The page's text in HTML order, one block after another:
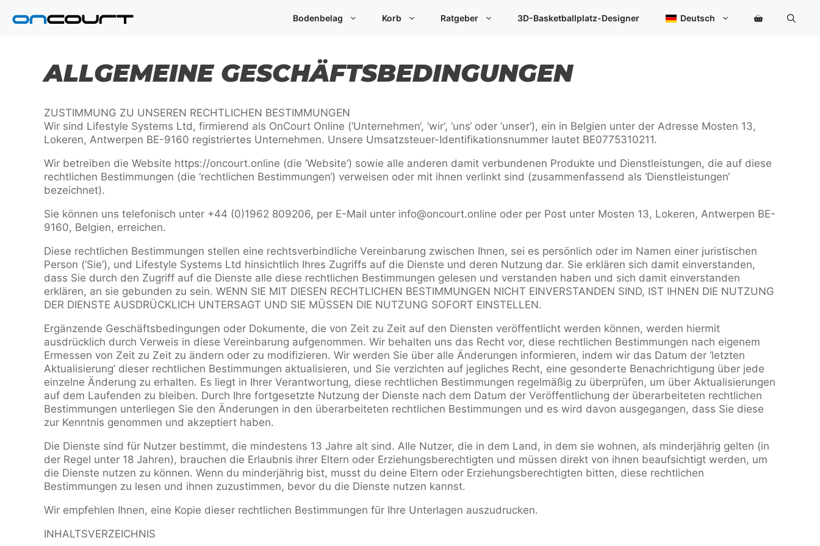
Inhalt
Bodenbelag Korb Ratgeber 3D-Basketballplatz-Designer Deutsch
ALLGEMEINE GESCHÄFTSBEDINGUNGEN
ZUSTIMMUNG ZU UNSEREN RECHTLICHEN BESTIMMUNGEN
Wir sind Lifestyle Systems Ltd, firmierend als OnCourt Online (‘Unternehmen‘, ‘wir‘, ‘uns‘ oder ‘unser‘), ein in Belgien unter der Adresse Mosten 13,
Lokeren, Antwerpen BE-9160 registriertes Unternehmen. Unsere Umsatzsteuer-Identifikationsnummer lautet BE0775310211.
Wir betreiben die Website https://oncourt.online (die ‘Website‘) sowie alle anderen damit verbundenen Produkte und Dienstleistungen, die auf diese
rechtlichen Bestimmungen (die ‘rechtlichen Bestimmungen‘) verweisen oder mit ihnen verlinkt sind (zusammenfassend als ‘Dienstleistungen‘
bezeichnet).
Sie können uns telefonisch unter +44 (0)1962 809206, per E-Mail unter info@oncourt.online oder per Post unter Mosten 13, Lokeren, Antwerpen BE-
9160, Belgien, erreichen.
Diese rechtlichen Bestimmungen stellen eine rechtsverbindliche Vereinbarung zwischen Ihnen, sei es persönlich oder im Namen einer juristischen
Person (‘Sie‘), und Lifestyle Systems Ltd hinsichtlich Ihres Zugriffs auf die Dienste und deren Nutzung dar. Sie erklären sich damit einverstanden,
dass Sie durch den Zugriff auf die Dienste alle diese rechtlichen Bestimmungen gelesen und verstanden haben und sich damit einverstanden
erklären, an sie gebunden zu sein. WENN SIE MIT DIESEN RECHTLICHEN BESTIMMUNGEN NICHT EINVERSTANDEN SIND, IST IHNEN DIE NUTZUNG
DER DIENSTE AUSDRÜCKLICH UNTERSAGT UND SIE MÜSSEN DIE NUTZUNG SOFORT EINSTELLEN.
Ergänzende Geschäftsbedingungen oder Dokumente, die von Zeit zu Zeit auf den Diensten veröffentlicht werden können, werden hiermit
ausdrücklich durch Verweis in diese Vereinbarung aufgenommen. Wir behalten uns das Recht vor, diese rechtlichen Bestimmungen nach eigenem
Ermessen von Zeit zu Zeit zu ändern oder zu modifizieren. Wir werden Sie über alle Änderungen informieren, indem wir das Datum der ‘letzten
Aktualisierung’ dieser rechtlichen Bestimmungen aktualisieren, und Sie verzichten auf jegliches Recht, eine gesonderte Benachrichtigung über jede
einzelne Änderung zu erhalten. Es liegt in Ihrer Verantwortung, diese rechtlichen Bestimmungen regelmäßig zu überprüfen, um über Aktualisierungen
auf dem Laufenden zu bleiben. Durch Ihre fortgesetzte Nutzung der Dienste nach dem Datum der Veröffentlichung der überarbeiteten rechtlichen
Bestimmungen unterliegen Sie den Änderungen in den überarbeiteten rechtlichen Bestimmungen und es wird davon ausgegangen, dass Sie diese
zur Kenntnis genommen und akzeptiert haben.
Die Dienste sind für Nutzer bestimmt, die mindestens 13 Jahre alt sind. Alle Nutzer, die in dem Land, in dem sie wohnen, als minderjährig gelten (in
der Regel unter 18 Jahren), brauchen die Erlaubnis ihrer Eltern oder Erziehungsberechtigten und müssen direkt von ihnen beaufsichtigt werden, um
die Dienste nutzen zu können. Wenn du minderjährig bist, musst du deine Eltern oder Erziehungsberechtigten bitten, diese rechtlichen
Bestimmungen zu lesen und ihnen zuzustimmen, bevor du die Dienste nutzen kannst.
Wir empfehlen Ihnen, eine Kopie dieser rechtlichen Bestimmungen für Ihre Unterlagen auszudrucken.
INHALTSVERZEICHNIS